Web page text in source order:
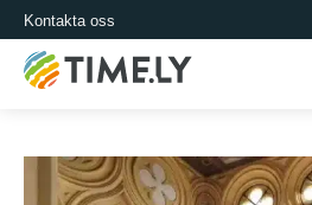
Kontakta oss
Timely